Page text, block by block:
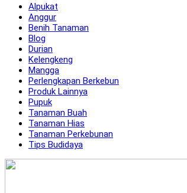
Alpukat
Anggur
Benih Tanaman
Blog
Durian
Kelengkeng
Mangga
Perlengkapan Berkebun
Produk Lainnya
Pupuk
Tanaman Buah
Tanaman Hias
Tanaman Perkebunan
Tips Budidaya